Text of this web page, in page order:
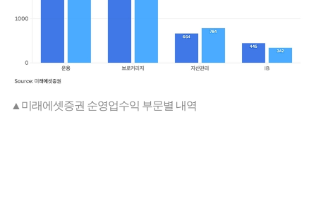
▲미래에셋증권 순영업수익 부문별 내역